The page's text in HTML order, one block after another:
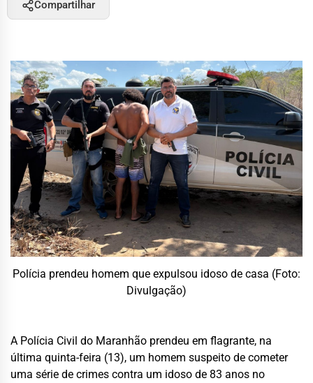
Compartilhar
Polícia prendeu homem que expulsou idoso de casa (Foto:
Divulgação)
A Polícia Civil do Maranhão prendeu em flagrante, na
última quinta-feira (13), um homem suspeito de cometer
uma série de crimes contra um idoso de 83 anos no